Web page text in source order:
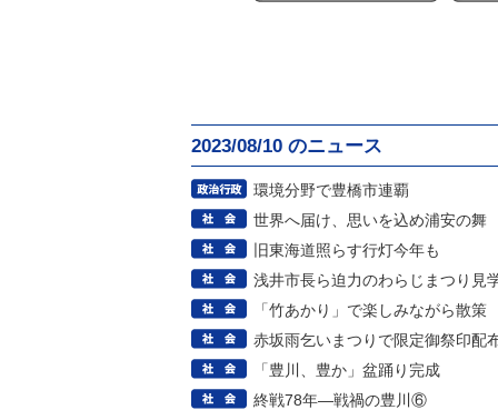
2023/08/10 のニュース
環境分野で豊橋市連覇
世界へ届け、思いを込め浦安の舞
旧東海道照らす行灯今年も
浅井市長ら迫力のわらじまつり見
「竹あかり」で楽しみながら散策
赤坂雨乞いまつりで限定御祭印配
「豊川、豊か」盆踊り完成
終戦78年―戦禍の豊川⑥